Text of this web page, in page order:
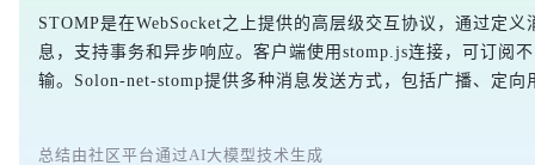
STOMP是在WebSocket之上提供的高层级交互协议，通过定
息，支持事务和异步响应。客户端使用stomp.js连接，可订阅
输。Solon-net-stomp提供多种消息发送方式，包括广播、定
总结由社区平台通过AI大模型技术生成